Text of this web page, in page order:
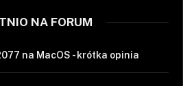
NA FORUM
na MacOS - krótka opinia